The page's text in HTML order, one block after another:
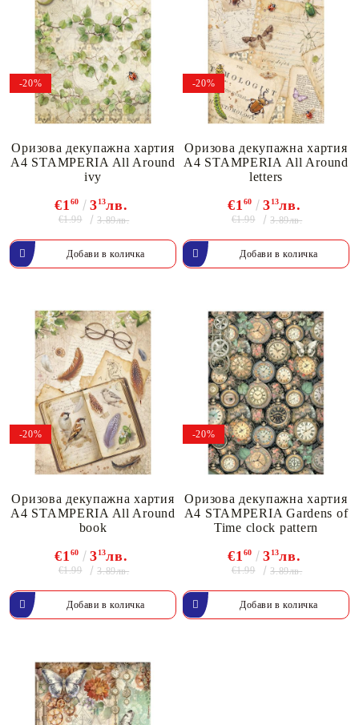
-20%
Оризова декупажна хартия
A4 STAMPERIA All Around
ivy
€1 60 313лв.
€1.99 3.89лв.
-20%
Оризова декупажна хартия
A4 STAMPERIA All Around
letters
€1 60 313лв.
€1.99 3.89лв.
-20%
Оризова декупажна хартия
A4 STAMPERIA All Around
book
€1 60 313лв.
€1.99 3.89лв.
-20%
Оризова декупажна хартия
A4 STAMPERIA Gardens of
Time clock pattern
€1 60 313лв.
€1.99 3.89лв.